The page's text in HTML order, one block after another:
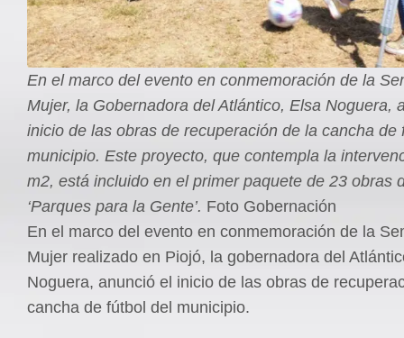
En el marco del evento en conmemoración de la
Mujer, la Gobernadora del Atlántico, Elsa Noguera,
inicio de las obras de recuperación de la cancha de
municipio. Este proyecto, que contempla la
m2, está incluido en el primer paquete de 23 obras
‘Parques para la Gente’. Foto Gobernación
En el marco del evento en conmemoración de la
Mujer realizado en Piojó, la gobernadora del
Noguera, anunció el inicio de las obras de
cancha de fútbol del municipio.